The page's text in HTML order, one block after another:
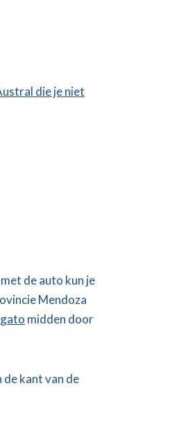
die je niet
de auto kun je
Mendoza
midden door
de kant van de